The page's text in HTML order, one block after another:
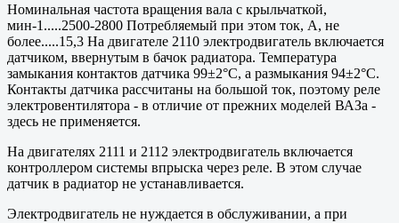
Номинальная частота вращения вала с крыльчаткой,
мин-1.....2500-2800 Потребляемый при этом ток, А, не
более.....15,3 На двигателе 2110 электродвигатель включается
датчиком, ввернутым в бачок радиатора. Температура
замыкания контактов датчика 99±2°С, а размыкания 94±2°С.
Контакты датчика рассчитаны на большой ток, поэтому реле
электровентилятора - в отличие от прежних моделей ВАЗа -
здесь не применяется.
На двигателях 2111 и 2112 электродвигатель включается
контроллером системы впрыска через реле. В этом случае
датчик в радиатор не устанавливается.
Электродвигатель не нуждается в обслуживании, а при